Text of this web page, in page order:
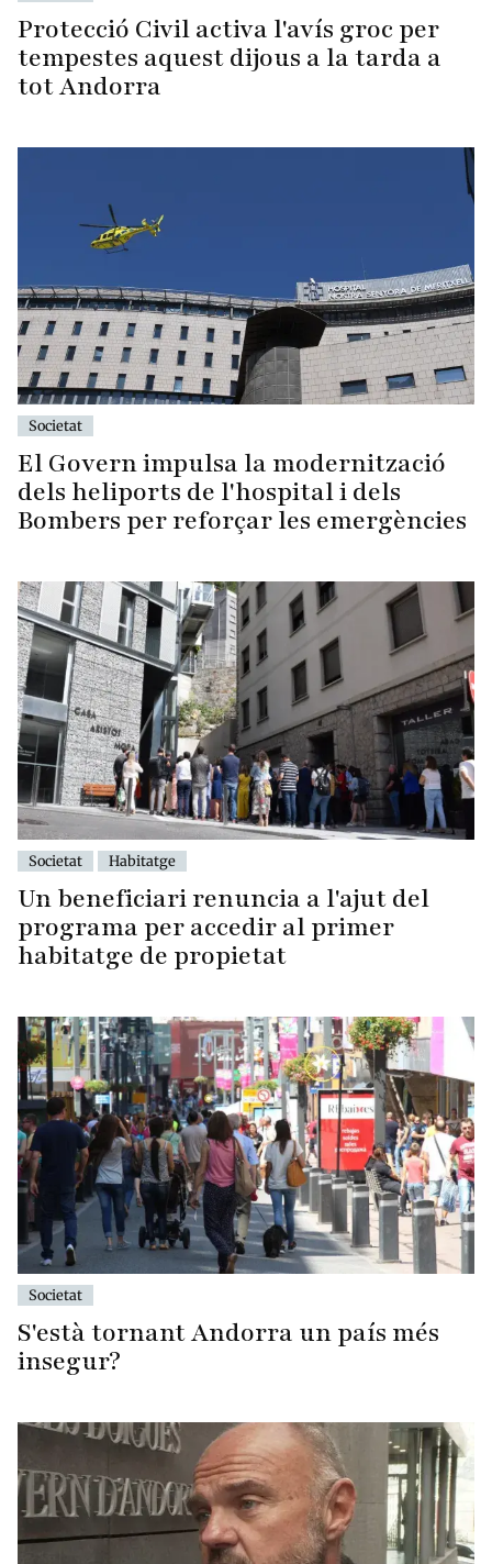
Protecció Civil activa l'avís groc per
tempestes aquest dijous a la tarda a
tot Andorra
Societat
El Govern impulsa la modernització
dels heliports de l'hospital i dels
Bombers per reforçar les emergències
Societat Habitatge
Un beneficiari renuncia a l'ajut del
programa per accedir al primer
habitatge de propietat
Societat
S'està tornant Andorra un país més
insegur?